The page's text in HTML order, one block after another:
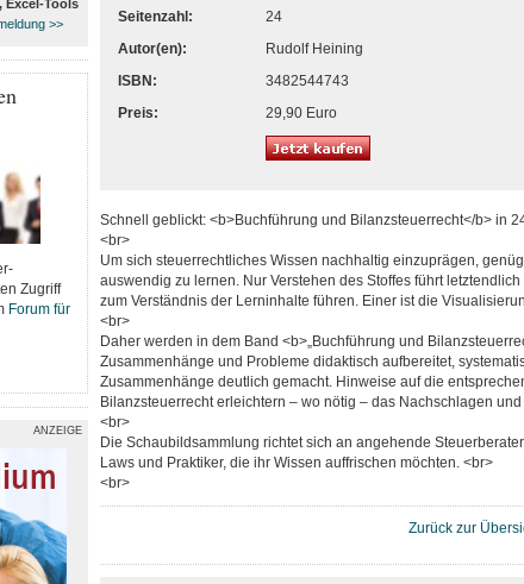
Seitenzahl:
24
Autor(en):
Rudolf Heining
ISBN:
3482544743
Preis:
29,90 Euro
Schnell geblickt: <b>Buchführung und Bilanzsteuerrecht</b> in
<br>
Um sich steuerrechtliches Wissen nachhaltig einzuprägen,
auswendig zu lernen. Nur Verstehen des Stoffes führt
zum Verständnis der Lerninhalte führen. Einer ist die
<br>
Daher werden in dem Band <b>„Buchführung und
Zusammenhänge und Probleme didaktisch aufbereitet,
Zusammenhänge deutlich gemacht. Hinweise auf die
Bilanzsteuerrecht erleichtern – wo nötig – das Nachschlagen
<br>
Die Schaubildsammlung richtet sich an angehende
Laws und Praktiker, die ihr Wissen auffrischen möchten. <br>
<br>
Zurück zur
Excel-Tools
>>
Zugriff
Forum für
ANZEIGE